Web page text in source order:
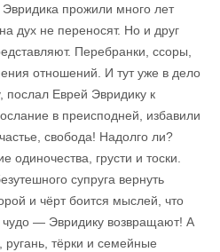
прожили много лет
дух не переносят. Но и друг
Перебранки, ссоры,
отношений. И тут уже в дело
Еврей Эвридику к
в преисподней, избавили
свобода! Надолго ли?
грусти и тоски.
супруга вернуть
и чёрт боится мыслей, что
чудо — Эвридику возвращают! А
тёрки и семейные